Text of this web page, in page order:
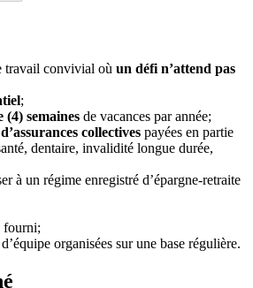
travail convivial où un défi n’attend pas
;
semaines de vacances par année;
d’assurances collectives payées en partie
dentaire, invalidité longue durée,
à un régime enregistré d’épargne-retraite
fourni;
organisées sur une base régulière.